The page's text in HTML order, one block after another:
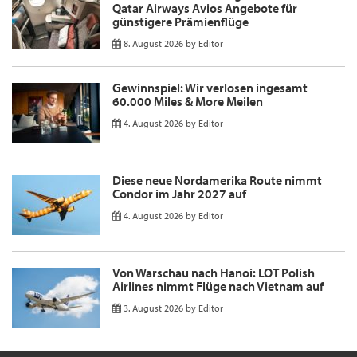
Qatar Airways Avios Angebote für
günstigere Prämienflüge
8. August 2026 by Editor
Gewinnspiel: Wir verlosen ingesamt
60.000 Miles & More Meilen
4. August 2026 by Editor
Diese neue Nordamerika Route nimmt
Condor im Jahr 2027 auf
4. August 2026 by Editor
Von Warschau nach Hanoi: LOT Polish
Airlines nimmt Flüge nach Vietnam auf
3. August 2026 by Editor